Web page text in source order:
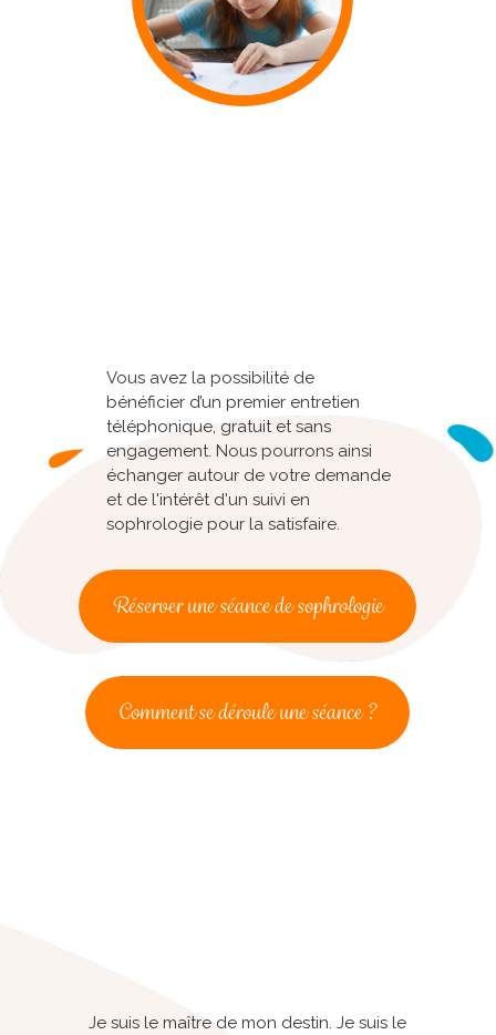
Vous avez la possibilité de
bénéficier d’un premier entretien
téléphonique, gratuit et sans
engagement. Nous pourrons ainsi
échanger autour de votre demande
et de l'intérêt d'un suivi en
sophrologie pour la satisfaire.
Réserver une séance de sophrologie
Comment se déroule une séance ?
Je suis le maître de mon destin. Je suis le